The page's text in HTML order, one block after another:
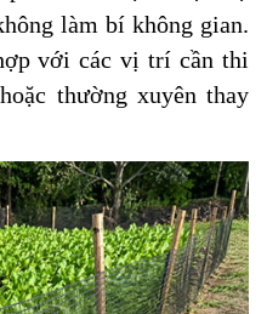
làm bí không gian.
với các vị trí cần thi
thường xuyên thay